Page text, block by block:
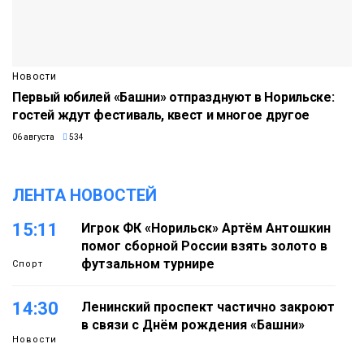
Новости
Первый юбилей «Башни» отпразднуют в Норильске:
гостей ждут фестиваль, квест и многое другое
06 августа 534
ЛЕНТА НОВОСТЕЙ
15:11
Спорт
Игрок ФК «Норильск» Артём Антошкин
помог сборной России взять золото в
футзальном турнире
14:30
Новости
Ленинский проспект частично закроют
в связи с Днём рождения «Башни»